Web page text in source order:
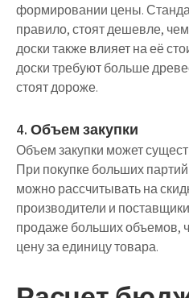
формировании цены.
правило, стоят дешевле,
доски также влияет на её
доски требуют больше
стоят дороже.
4. Объем закупки
Объем закупки может
При покупке больших
можно рассчитывать на
производители и
продаже больших объемов,
цену за единицу товара.